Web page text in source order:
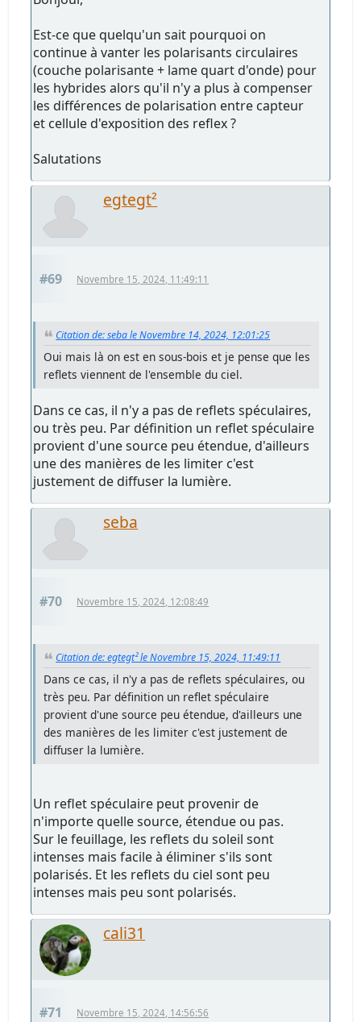
Est-ce que quelqu'un sait pourquoi on
continue à vanter les polarisants circulaires
(couche polarisante + lame quart d'onde) pour
les hybrides alors qu'il n'y a plus à compenser
les différences de polarisation entre capteur
et cellule d'exposition des reflex ?
Salutations
egtegt²
#69 Novembre 15, 2024, 11:49:11
Citation de: seba le Novembre 14, 2024, 12:01:25
Oui mais là on est en sous-bois et je pense que les
reflets viennent de l'ensemble du ciel.
Dans ce cas, il n'y a pas de reflets spéculaires,
ou très peu. Par définition un reflet spéculaire
provient d'une source peu étendue, d'ailleurs
une des manières de les limiter c'est
justement de diffuser la lumière.
seba
#70 Novembre 15, 2024, 12:08:49
Citation de: egtegt² le Novembre 15, 2024, 11:49:11
Dans ce cas, il n'y a pas de reflets spéculaires, ou
très peu. Par définition un reflet spéculaire
provient d'une source peu étendue, d'ailleurs une
des manières de les limiter c'est justement de
diffuser la lumière.
Un reflet spéculaire peut provenir de
n'importe quelle source, étendue ou pas.
Sur le feuillage, les reflets du soleil sont
intenses mais facile à éliminer s'ils sont
polarisés. Et les reflets du ciel sont peu
intenses mais peu sont polarisés.
cali31
#71 Novembre 15, 2024, 14:56:56